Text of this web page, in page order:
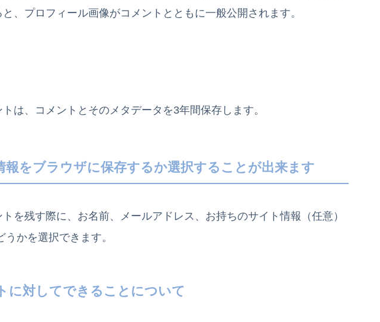
、プロフィール画像がコメントとともに一般公開されます。
は、コメントとそのメタデータを3年間保存します。
報をブラウザに保存するか選択することが出来ます
を残す際に、お名前、メールアドレス、お持ちのサイト情報（任意）
かを選択できます。
に対してできることについて